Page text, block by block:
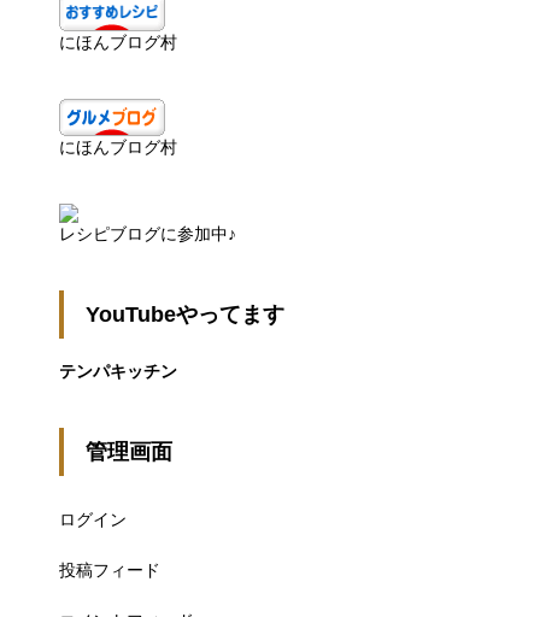
にほんブログ村
にほんブログ村
レシピブログに参加中♪
YouTubeやってます
テンパキッチン
管理画面
ログイン
投稿フィード